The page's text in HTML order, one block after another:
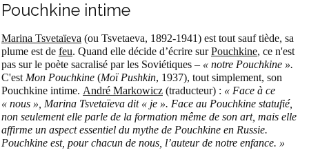
Pouchkine intime
Marina Tsvetaïeva (ou Tsvetaeva, 1892-1941) est tout sauf tiède, sa
plume est de feu. Quand elle décide d’écrire surPouchkine, ce n'est
pas sur le poète sacralisé par les Soviétiques – « notre Pouchkine ».
C'estMon Pouchkine (Moï Pushkin, 1937), tout simplement, son
Pouchkine intime. André Markowicz (traducteur) : « Face à ce
« nous », Marina Tsvetaïeva dit « je ». Face au Pouchkine statufié,
non seulement elle parle de la formation même de son art, mais elle
affirme un aspect essentiel du mythe de Pouchkine en Russie.
Pouchkine est, pour chacun de nous, l’auteur de notre enfance. »